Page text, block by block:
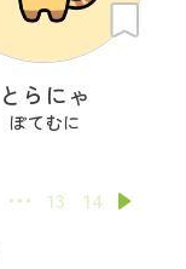
とらにゃ
ぽてむに
13 14